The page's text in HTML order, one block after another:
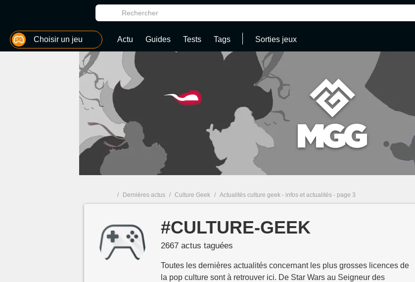
MGG Choisir un jeu Actu Guides Tests Tags Sorties jeux
MGG
/ Dernières actus / Culture Geek / Actualités culture geek - infos et actualités - page 3
#CULTURE-GEEK
2667 actus taguées
Toutes les dernières actualités concernant les plus grosses licences de
la pop culture sont à retrouver ici. De Star Wars au Seigneur des